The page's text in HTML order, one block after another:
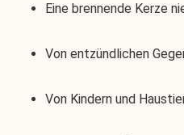
Eine brennende Kerze
Von entzündlichen
Von Kindern und